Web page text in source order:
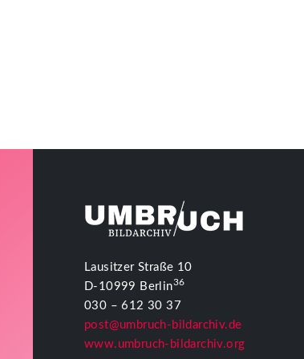
Lausitzer Straße 10
D-10999 Berlin36
030 – 612 30 37
post@umbruch-bildarchiv.de
www.umbruch-bildarchiv.org